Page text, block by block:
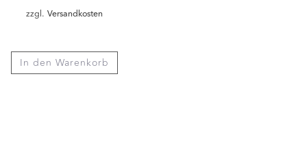
zzgl. Versandkosten
In den Warenkorb